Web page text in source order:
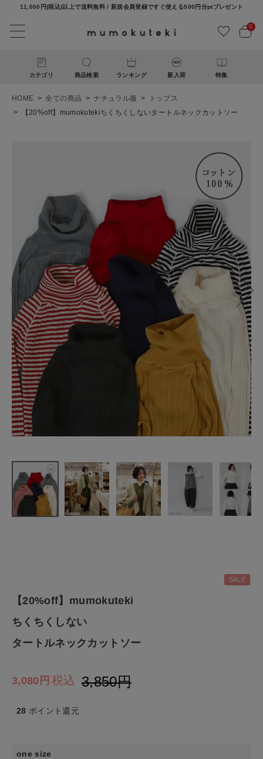
11,000円(税込)以上で送料無料 / 新規会員登録ですぐ使える500円分ptプレゼント
0
カテゴリ 商品検索 ランキング 新入荷 特集
ACCOUNT MENU
ようこそ ゲスト 様
【20%off】
mumokuteki
ちくちくし
ない
タートルネ
ックカット
CATEGORY
食品
CONTENTS
HOME 全ての商品 ナチュラル服
トップス
【20%off】mumokutekiちくちくしないタートルネックカットソー
【20%off】mumokuteki
ちくちくしない
タートルネックカットソー
SALE
3,850
3,080 税込
28 ポイント還元
one size